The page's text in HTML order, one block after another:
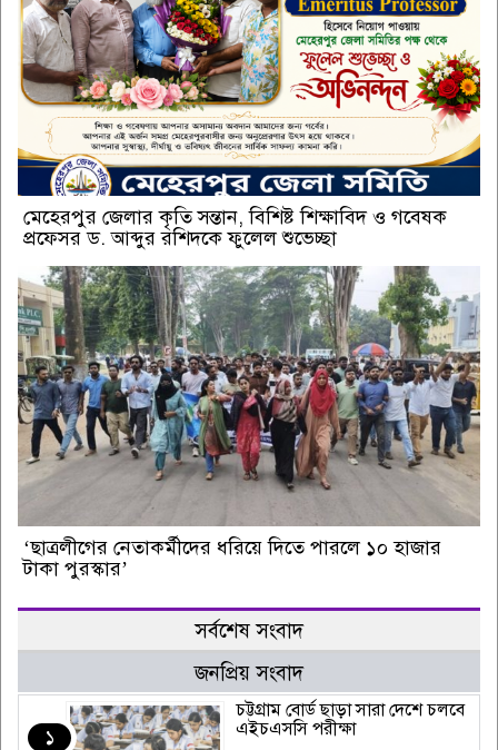
মেহেরপুর জেলার কৃতি সন্তান, বিশিষ্ট শিক্ষাবিদ ও গবেষক
প্রফেসর ড. আব্দুর রশিদকে ফুলেল শুভেচ্ছা
‘ছাত্রলীগের নেতাকর্মীদের ধরিয়ে দিতে পারলে ১০ হাজার
টাকা পুরস্কার’
সর্বশেষ সংবাদ
জনপ্রিয় সংবাদ
১
চট্টগ্রাম বোর্ড ছাড়া সারা দেশে চলবে
এইচএসসি পরীক্ষা